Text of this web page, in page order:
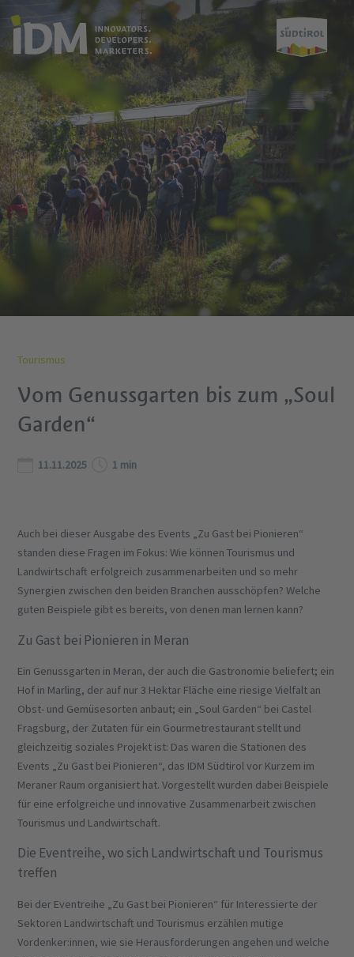
Tourismus
Vom Genussgarten bis zum „Soul
Garden“
11.11.2025 1 min
Auch bei dieser Ausgabe des Events „Zu Gast bei Pionieren“
standen diese Fragen im Fokus: Wie können Tourismus und
Landwirtschaft erfolgreich zusammenarbeiten und so mehr
Synergien zwischen den beiden Branchen ausschöpfen? Welche
guten Beispiele gibt es bereits, von denen man lernen kann?
Zu Gast bei Pionieren in Meran
Ein Genussgarten in Meran, der auch die Gastronomie beliefert; ein
Hof in Marling, der auf nur 3 Hektar Fläche eine riesige Vielfalt an
Obst- und Gemüsesorten anbaut; ein „Soul Garden“ bei Castel
Fragsburg, der Zutaten für ein Gourmetrestaurant stellt und
gleichzeitig soziales Projekt ist: Das waren die Stationen des
Events „Zu Gast bei Pionieren“, das IDM Südtirol vor Kurzem im
Meraner Raum organisiert hat. Vorgestellt wurden dabei Beispiele
für eine erfolgreiche und innovative Zusammenarbeit zwischen
Tourismus und Landwirtschaft.
Die Eventreihe, wo sich Landwirtschaft und Tourismus
treffen
Bei der Eventreihe „Zu Gast bei Pionieren“ für Interessierte der
Sektoren Landwirtschaft und Tourismus erzählen mutige
Vordenker:innen, wie sie Herausforderungen angehen und welche